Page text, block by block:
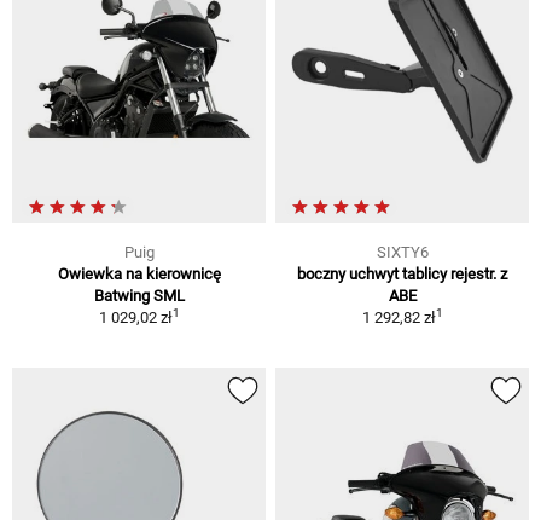
Puig
Owiewka na kierownicę
Batwing SML
1 029,02 zł1
SIXTY6
boczny uchwyt tablicy rejestr. z
ABE
1 292,82 zł1